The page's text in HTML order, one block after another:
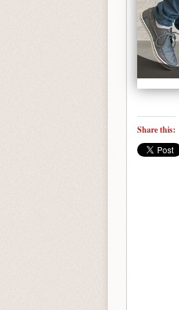
Share this: